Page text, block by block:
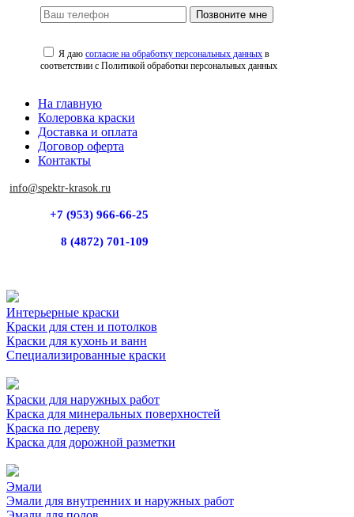
Позвоните мне
Я даюсогласие на обработку персональных данных в
соответствии с Политикой обработки персональных данных
На главную
Колеровка краски
Доставка и оплата
Договор оферта
Контакты
info@spektr-krasok.ru
+7 (953) 966-66-25
8 (4872) 701-109
Интерьерные краски
Краски для стен и потолков
Краски для кухонь и ванн
Специализированные краски
Краски для наружных работ
Краска для минеральных поверхностей
Краска по дереву
Краска для дорожной разметки
Эмали
Эмали для внутренних и наружных работ